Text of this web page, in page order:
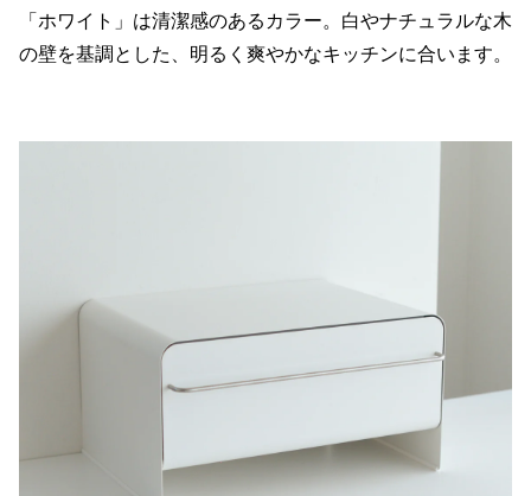
「ホワイト」は清潔感のあるカラー。白やナチュラルな木
の壁を基調とした、明るく爽やかなキッチンに合います。